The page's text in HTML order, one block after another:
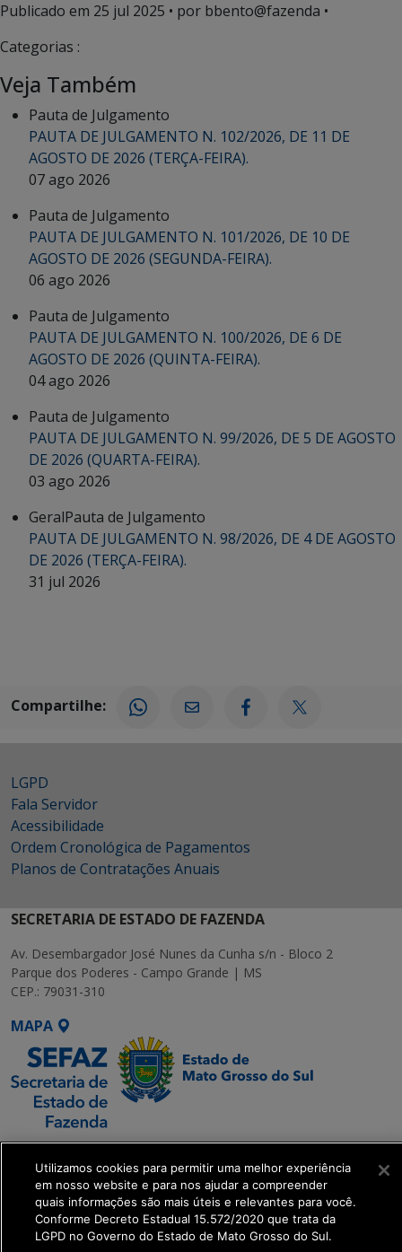
Publicado em 25 jul 2025 • por bbento@fazenda •
Categorias :
Veja Também
Pauta de Julgamento
PAUTA DE JULGAMENTO N. 102/2026, DE 11 DE
AGOSTO DE 2026 (TERÇA-FEIRA).
07 ago 2026
Pauta de Julgamento
PAUTA DE JULGAMENTO N. 101/2026, DE 10 DE
AGOSTO DE 2026 (SEGUNDA-FEIRA).
06 ago 2026
Pauta de Julgamento
PAUTA DE JULGAMENTO N. 100/2026, DE 6 DE
AGOSTO DE 2026 (QUINTA-FEIRA).
04 ago 2026
Pauta de Julgamento
PAUTA DE JULGAMENTO N. 99/2026, DE 5 DE AGOSTO
DE 2026 (QUARTA-FEIRA).
03 ago 2026
GeralPauta de Julgamento
PAUTA DE JULGAMENTO N. 98/2026, DE 4 DE AGOSTO
DE 2026 (TERÇA-FEIRA).
31 jul 2026
Compartilhe:
LGPD
Fala Servidor
Acessibilidade
Ordem Cronológica de Pagamentos
Planos de Contratações Anuais
SECRETARIA DE ESTADO DE FAZENDA
Av. Desembargador José Nunes da Cunha s/n - Bloco 2
Parque dos Poderes - Campo Grande | MS
CEP.: 79031-310
MAPA
SETDIG | Secretaria-
Executiva de
Transformação Digital
get_footer();
Utilizamos cookies para permitir uma melhor experiência
em nosso website e para nos ajudar a compreender
quais informações são mais úteis e relevantes para você.
Conforme Decreto Estadual 15.572/2020 que trata da
LGPD no Governo do Estado de Mato Grosso do Sul.